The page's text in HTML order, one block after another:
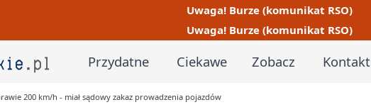
Uwaga! Burze (komunikat RSO)
Uwaga! Burze (komunikat RSO)
Przydatne Ciekawe Zobacz Kontakt
200 km/h - miał sądowy zakaz prowadzenia pojazdów